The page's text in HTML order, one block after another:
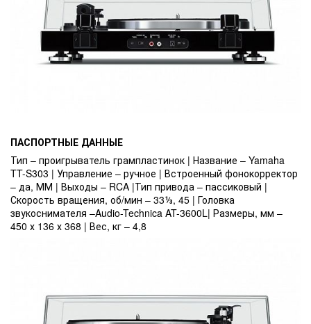
ПАСПОРТНЫЕ ДАННЫЕ
Тип – проигрыватель грампластинок | Название – Yamaha
TT-S303 | Управление – ручное | Встроенный фонокорректор
– да, ММ | Выходы – RCA |Тип привода – пассиковый |
Скорость вращения, об/мин – 33⅓, 45 | Головка
звукоснимателя –Audio-Technica AT-3600L| Размеры, мм –
450 х 136 х 368 | Вес, кг – 4,8